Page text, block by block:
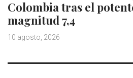
Colombia tras el
magnitud 7,4
10 agosto, 2026